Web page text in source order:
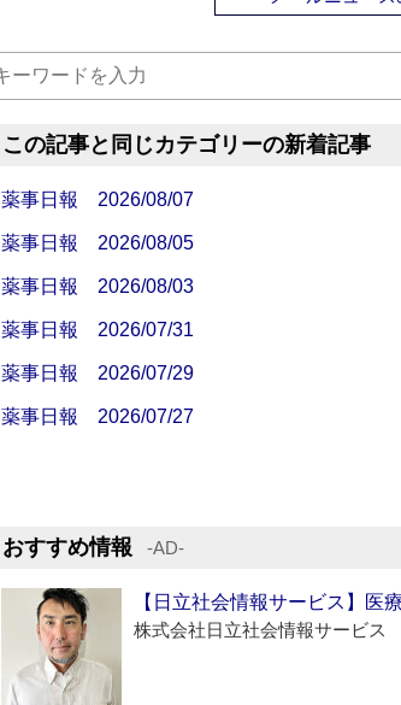
この記事と同じカテゴリーの新着記事
薬事日報 2026/08/07
薬事日報 2026/08/05
薬事日報 2026/08/03
薬事日報 2026/07/31
薬事日報 2026/07/29
薬事日報 2026/07/27
おすすめ情報 ‐AD‐
【日立社会情報サービス】医
株式会社日立社会情報サービス